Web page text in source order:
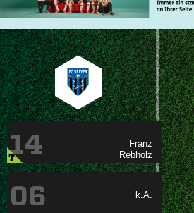


14
T
k.A.
06